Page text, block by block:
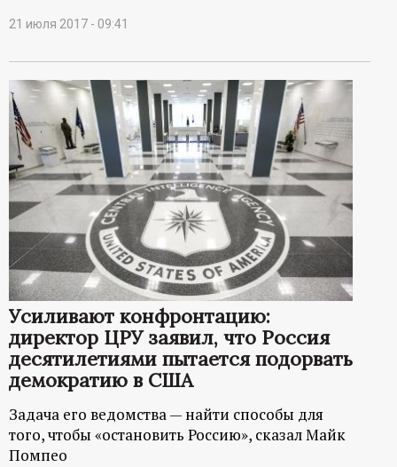
н
н
ы
й
п
о
р
т
а
л
21 июля 2017 - 09:41
Усиливают конфронтацию:
директор ЦРУ заявил, что Россия
десятилетиями пытается подорвать
демократию в США
Задача его ведомства — найти способы для
того, чтобы «остановить Россию», сказал Майк
Помпео